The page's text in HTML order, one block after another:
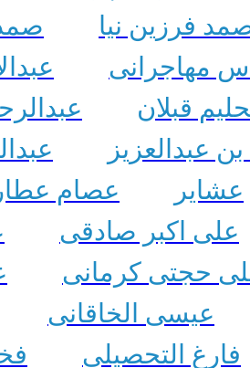
فرزین نیا
مهاجرانی
قبلان
عبدالعزیز
عشایر
عصام عطار
علی اکبر صادقی
حجتی کرمانی
عیسی الخاقانی
فارغ التحصیلی